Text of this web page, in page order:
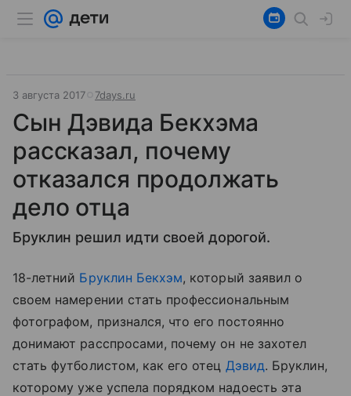
3 августа 2017 7days.ru
Сын Дэвида Бекхэма
рассказал, почему
отказался продолжать
дело отца
Бруклин решил идти своей дорогой.
18-летний Бруклин Бекхэм, который заявил о
своем намерении стать профессиональным
фотографом, признался, что его постоянно
донимают расспросами, почему он не захотел
стать футболистом, как его отец Дэвид. Бруклин,
которому уже успела порядком надоесть эта